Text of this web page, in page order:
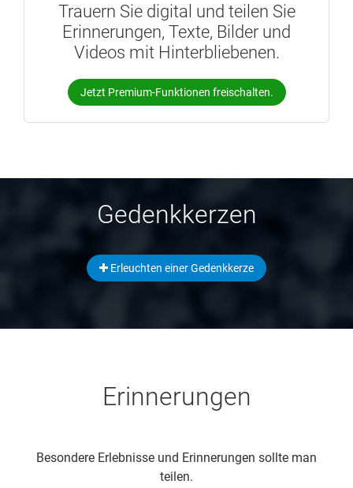
Trauern Sie digital und teilen Sie
Erinnerungen, Texte, Bilder und
Videos mit Hinterbliebenen.
Jetzt Premium-Funktionen freischalten.
Gedenkkerzen
Erleuchten einer Gedenkkerze
Erinnerungen
Besondere Erlebnisse und Erinnerungen sollte man
teilen.